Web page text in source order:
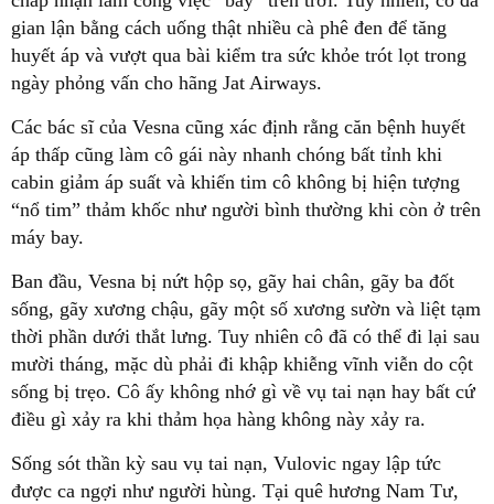
gian lận bằng cách uống thật nhiều cà phê đen để tăng
huyết áp và vượt qua bài kiểm tra sức khỏe trót lọt trong
ngày phỏng vấn cho hãng Jat Airways.
Các bác sĩ của Vesna cũng xác định rằng căn bệnh huyết
áp thấp cũng làm cô gái này nhanh chóng bất tỉnh khi
cabin giảm áp suất và khiến tim cô không bị hiện tượng
“nổ tim” thảm khốc như người bình thường khi còn ở trên
máy bay.
Ban đầu, Vesna bị nứt hộp sọ, gãy hai chân, gãy ba đốt
sống, gãy xương chậu, gãy một số xương sườn và liệt tạm
thời phần dưới thắt lưng. Tuy nhiên cô đã có thể đi lại sau
mười tháng, mặc dù phải đi khập khiễng vĩnh viễn do cột
sống bị trẹo. Cô ấy không nhớ gì về vụ tai nạn hay bất cứ
điều gì xảy ra khi thảm họa hàng không này xảy ra.
Sống sót thần kỳ sau vụ tai nạn, Vulovic ngay lập tức
được ca ngợi như người hùng. Tại quê hương Nam Tư,